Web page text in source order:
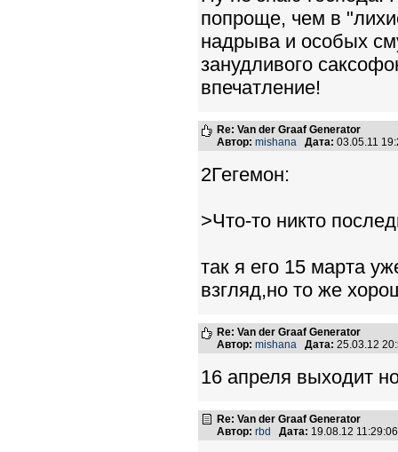
попроще, чем в
надрыва и особых
занудливого
впечатление!
Re: Van der Graaf Generator
Автор: mishana Дата: 03.05.11
2Гегемон:
>Что-то никто
так я его 15 марта
взгляд,но то же
Re: Van der Graaf Generator
Автор: mishana Дата: 25.03.12
16 апреля выходит
Re: Van der Graaf Generator
Автор: rbd Дата: 19.08.12